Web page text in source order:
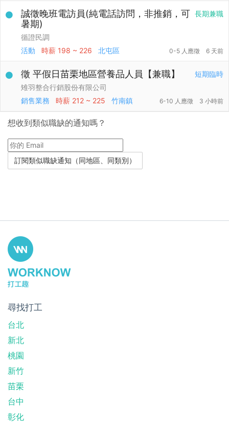
長期兼職
誠徵晚班電訪員(純電話訪問，非推銷，可
暑期)
循證民調
活動
時薪 198 ~ 226 北屯區 0-5 人應徵 6 天前
短期臨時
徵 平假日苗栗地區營養品人員【兼職】
雉羽整合行銷股份有限公司
銷售業務
時薪 212 ~ 225 竹南鎮 6-10 人應徵 3 小時前
想收到類似職缺的通知嗎？
尋找打工
台北
新北
桃園
新竹
苗栗
台中
彰化